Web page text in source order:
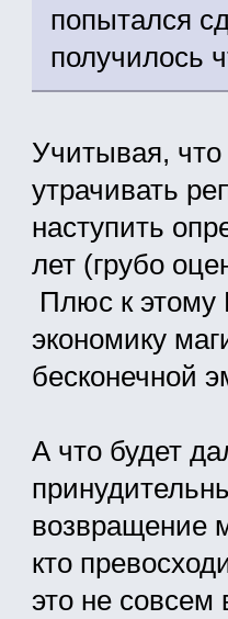
попытался
получилось
Учитывая,
утрачивать
наступить
лет (грубо
Плюс к этому
экономику
бесконечной
А что будет
возвращение
кто
это не совсем